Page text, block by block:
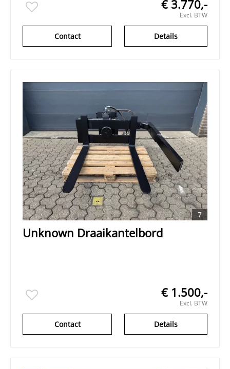
€ 3.770,-
Excl. BTW
Details
Contact
7
Unknown Draaikantelbord
€ 1.500,-
Excl. BTW
Details
Contact